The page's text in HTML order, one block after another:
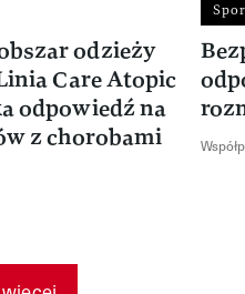
odzieży
Care Atopic
odpowiedź na
z chorobami